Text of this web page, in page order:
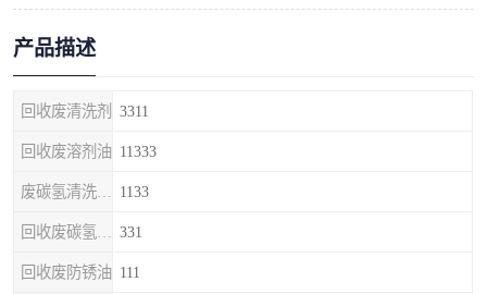
产品描述
回收废清洗剂 3311
回收废溶剂油 11333
1133
331
回收废防锈油 111